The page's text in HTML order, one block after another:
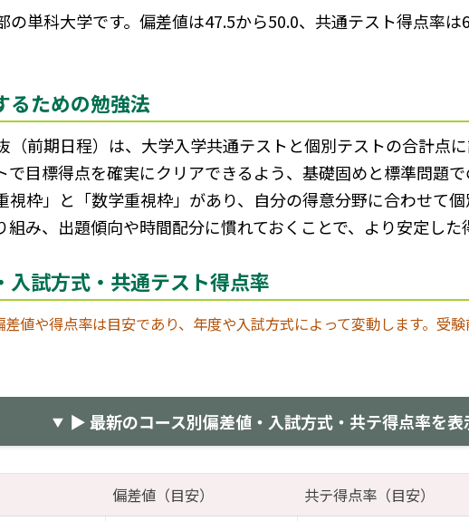
の単科大学です。偏差値は47.5から50.0、共通テスト得点率
るための勉強法
（前期日程）は、大学入学共通テストと個別テストの合計点
で目標得点を確実にクリアできるよう、基礎固めと標準問題
視枠」と「数学重視枠」があり、自分の得意分野に合わせて
組み、出題傾向や時間配分に慣れておくことで、より安定し
入試方式・共通テスト得点率
値や得点率は目安であり、年度や入試方式によって変動します。受
▶ 最新のコース別偏差値・入試方式・共テ得点率を表
偏差値（目安） 共テ得点率（目安）